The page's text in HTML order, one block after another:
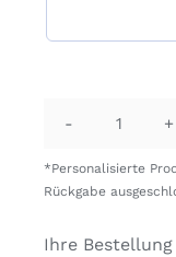
"Anja"
Menge
*Personalisierte
Rückgabe
Ihre